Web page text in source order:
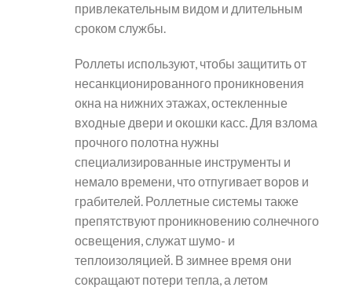
привлекательным видом и длительным
сроком службы.
Роллеты используют, чтобы защитить от
несанкционированного проникновения
окна на нижних этажах, остекленные
входные двери и окошки касс. Для взлома
прочного полотна нужны
специализированные инструменты и
немало времени, что отпугивает воров и
грабителей. Роллетные системы также
препятствуют проникновению солнечного
освещения, служат шумо- и
теплоизоляцией. В зимнее время они
сокращают потери тепла, а летом